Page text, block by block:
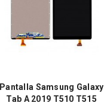
Pantalla Samsung Galaxy
Tab A 2019 T510 T515